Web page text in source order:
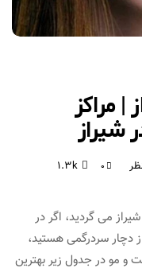
مراکز
0
1.3k
می گردید، اگر در
دچار سردرگمی هستید،
مو در جدول زیر بهترین